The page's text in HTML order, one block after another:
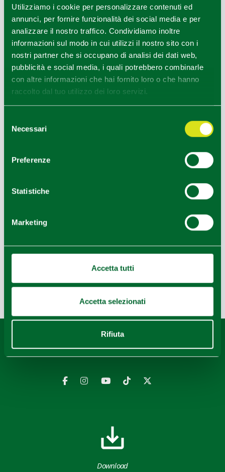
Utilizziamo i cookie per personalizzare contenuti ed
annunci, per fornire funzionalità dei social media e per
analizzare il nostro traffico. Condividiamo inoltre
informazioni sul modo in cui utilizzi il nostro sito con i
nostri partner che si occupano di analisi dei dati web,
pubblicità e social media, i quali potrebbero combinarle
con altre informazioni che hai fornito loro o che hanno
raccolto dal tuo utilizzo dei loro servizi.
delNecessari
Preferenze
Statistiche
Marketing
Accetta tutti
Accetta selezionati
Rifiuta
Leaflet|Powered byGeoapify|© OpenMapTiles©
OpenStreetMap
Ultimo aggiornamento 03/04/2024
Contenuti di proprietà di Destinazione Turistica Emilia
rilasciati sotto Licenza CC-BY
Download